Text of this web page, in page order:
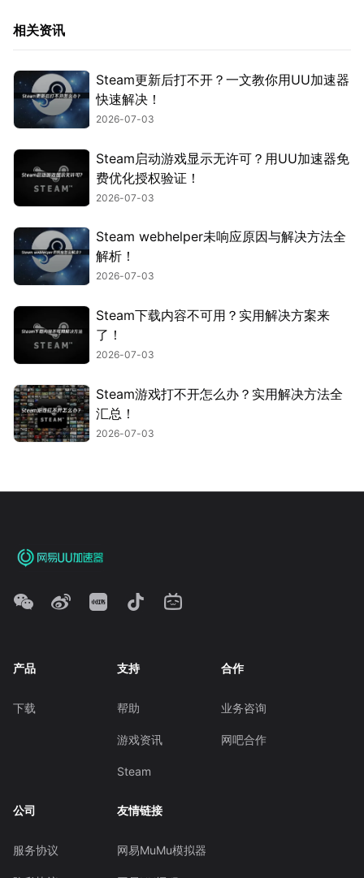
相关资讯
Steam更新后打不开？一文教你用UU加速器
快速解决！
2026-07-03
Steam启动游戏显示无许可？用UU加速器免
费优化授权验证！
2026-07-03
Steam webhelper未响应原因与解决方法全
解析！
2026-07-03
Steam下载内容不可用？实用解决方案来
了！
2026-07-03
Steam游戏打不开怎么办？实用解决方法全
汇总！
2026-07-03
产品
下载
支持
帮助
游戏资讯
Steam
合作
业务咨询
网吧合作
公司
服务协议
友情链接
网易MuMu模拟器